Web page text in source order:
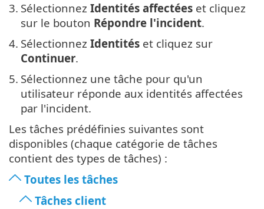
3. Sélectionnez Identités affectées et cliquez
sur le bouton Répondre l'incident.
4. Sélectionnez Identités et cliquez sur
Continuer.
5. Sélectionnez une tâche pour qu'un
utilisateur réponde aux identités affectées
par l'incident.
Les tâches prédéfinies suivantes sont
disponibles (chaque catégorie de tâches
contient des types de tâches) :
Toutes les tâches
Tâches client